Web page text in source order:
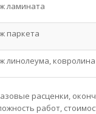
ламината
паркета
линолеума, ковролина
расценки,
работ,